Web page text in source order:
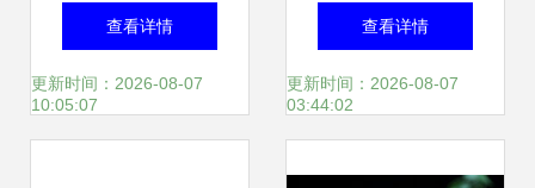
大揭秘 观音吊坠、
仿玉与塑胶产品的
查看详情
更新时间：2026-08-07
10:05:07
吗？揭开红掌柜珠
宝官网精品珠宝玉
查看详情
更新时间：2026-08-07
03:44:02